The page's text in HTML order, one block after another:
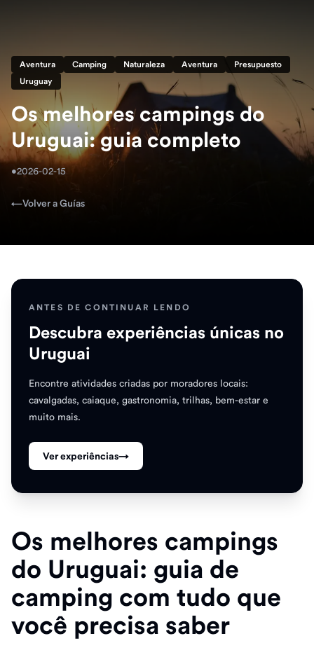
Aventura Camping Naturaleza Aventura
Presupuesto
Uruguay
Os melhores campings do
Uruguai: guia completo
•2026-02-15
←Volver a Guías
ANTES DE CONTINUAR LENDO
Descubra experiências únicas no
Uruguai
Encontre atividades criadas por moradores locais:
cavalgadas, caiaque, gastronomia, trilhas, bem-estar e
muito mais.
Ver experiências→
Os melhores campings
do Uruguai: guia de
camping com tudo que
você precisa saber